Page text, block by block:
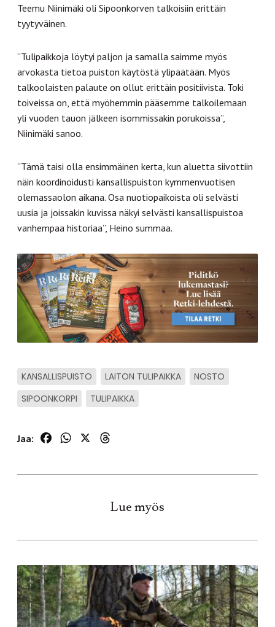
Teemu Niinimäki oli Sipoonkorven talkoisiin erittäin
tyytyväinen.
”Tulipaikkoja löytyi paljon ja samalla saimme myös
arvokasta tietoa puiston käytöstä ylipäätään. Myös
talkoolaisten palaute on ollut erittäin positiivista. Toki
toiveissa on, että myöhemmin pääsemme talkoilemaan
yli vuoden tauon jälkeen isommissakin porukoissa”,
Niinimäki sanoo.
”Tämä taisi olla ensimmäinen kerta, kun aluetta siivottiin
näin koordinoidusti kansallispuiston kymmenvuotisen
olemassaolon aikana. Osa nuotiopaikoista oli selvästi
uusia ja joissakin kuvissa näkyi selvästi kansallispuistoa
vanhempaa historiaa”, Heino summaa.
KANSALLISPUISTO LAITON TULIPAIKKA
NOSTO
SIPOONKORPI
TULIPAIKKA
Jaa: FacebookWhatsApp
Lue myös